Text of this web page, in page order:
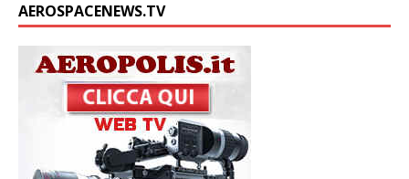
AEROSPACENEWS.TV